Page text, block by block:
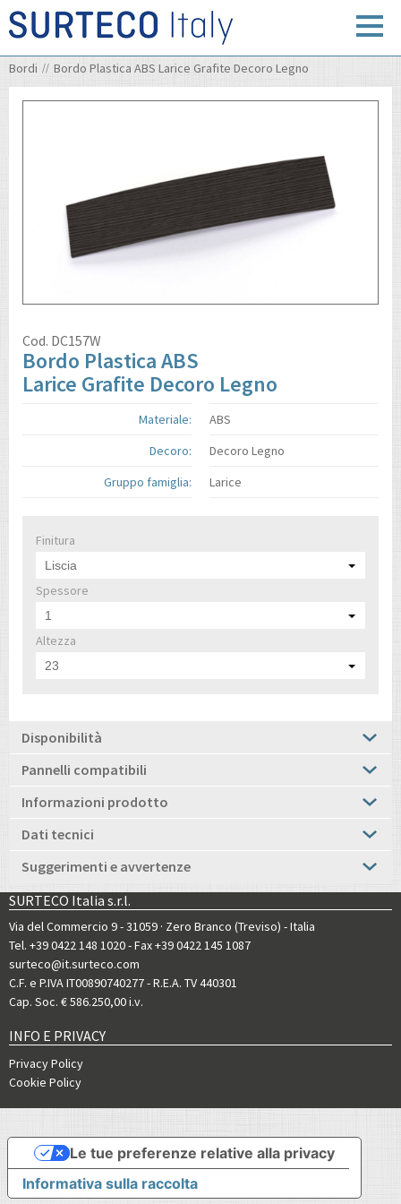
Bordi Bordo Plastica ABS Larice Grafite Decoro Legno
Cod. DC157W
Bordo Plastica ABS
Larice Grafite Decoro Legno
Materiale:
Decoro:
Gruppo famiglia:
ABS
Decoro Legno
Larice
Finitura
Liscia
Spessore
1
Altezza
23
Disponibilità
Pannelli compatibili
Informazioni prodotto
Dati tecnici
Suggerimenti e avvertenze
SURTECO Italia s.r.l.
Via del Commercio 9 - 31059 · Zero Branco (Treviso) - Italia
Tel. +39 0422 148 1020- Fax +39 0422 145 1087
surteco@it.surteco.com
C.F. e P.IVA IT00890740277 - R.E.A. TV 440301
Cap. Soc. € 586.250,00 i.v.
INFO E PRIVACY
Privacy Policy
Cookie Policy
Informativa sulla raccolta
Le tue preferenze relative alla privacy